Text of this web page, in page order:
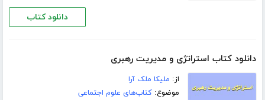
دانلود کتاب
دانلود کتاب استراتژی و مدیریت رهبری
از: ملیکا ملک آرا
موضوع:کتاب‌های علوم اجتماعی